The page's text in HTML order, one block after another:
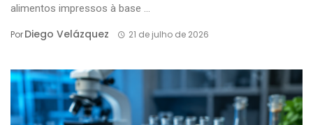
alimentos impressos à base ...
PorDiego Velázquez 21 de julho de 2026